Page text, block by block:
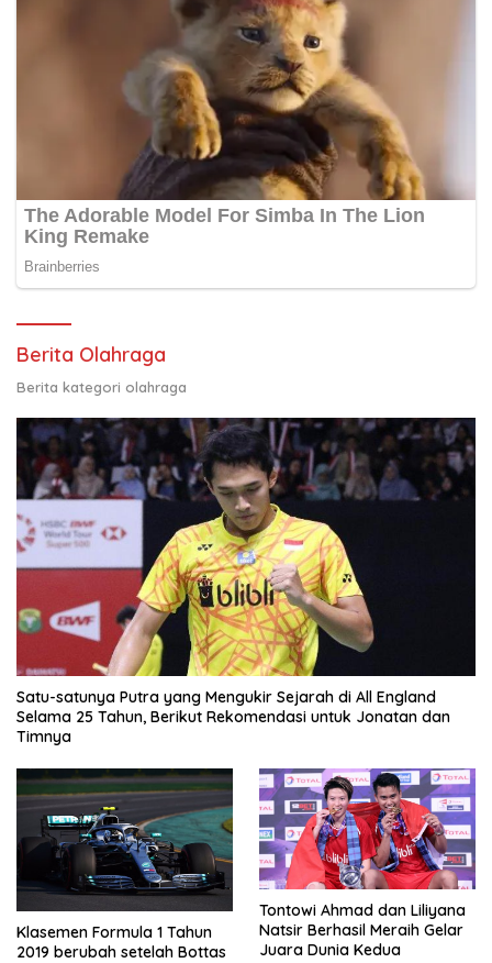
Berita Olahraga
Berita kategori olahraga
Satu-satunya Putra yang Mengukir Sejarah di All England
Selama 25 Tahun, Berikut Rekomendasi untuk Jonatan dan
Timnya
Klasemen Formula 1 Tahun
2019 berubah setelah Bottas
Tontowi Ahmad dan Liliyana
Natsir Berhasil Meraih Gelar
Juara Dunia Kedua